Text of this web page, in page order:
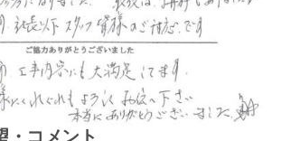
・コメント